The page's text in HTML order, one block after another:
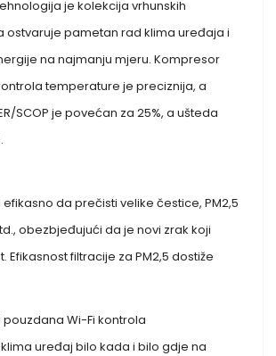
je kolekcija vrhunskih
ostvaruje pametan rad klima uređaja i
na najmanju mjeru. Kompresor
temperature je preciznija, a
SCOP je povećan za 25%, a ušteda
efikasno da prečisti velike čestice, PM2,5
obezbjeđujući da je novi zrak koji
Efikasnost filtracije za PM2,5 dostiže
Wi-Fi kontrola
uređaj bilo kada i bilo gdje na